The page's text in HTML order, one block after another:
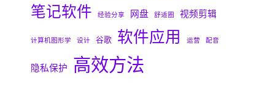
笔记软件 经验分享 网盘 舒适圈 视频剪辑
计算机图形学 设计 谷歌 软件应用 运营 配音
隐私保护 高效方法